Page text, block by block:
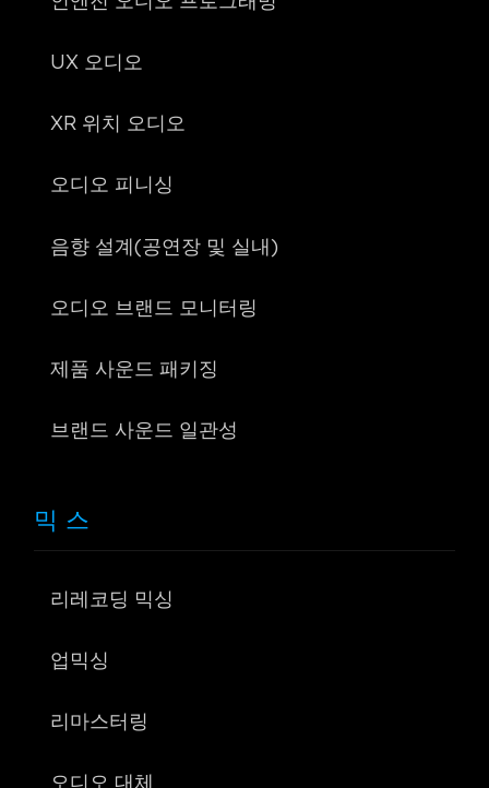
UX 오디오
XR 위치 오디오
오디오 피니싱
음향 설계(공연장 및 실내)
오디오 브랜드 모니터링
제품 사운드 패키징
브랜드 사운드 일관성
믹스
리레코딩 믹싱
업믹싱
리마스터링
오디오 대체